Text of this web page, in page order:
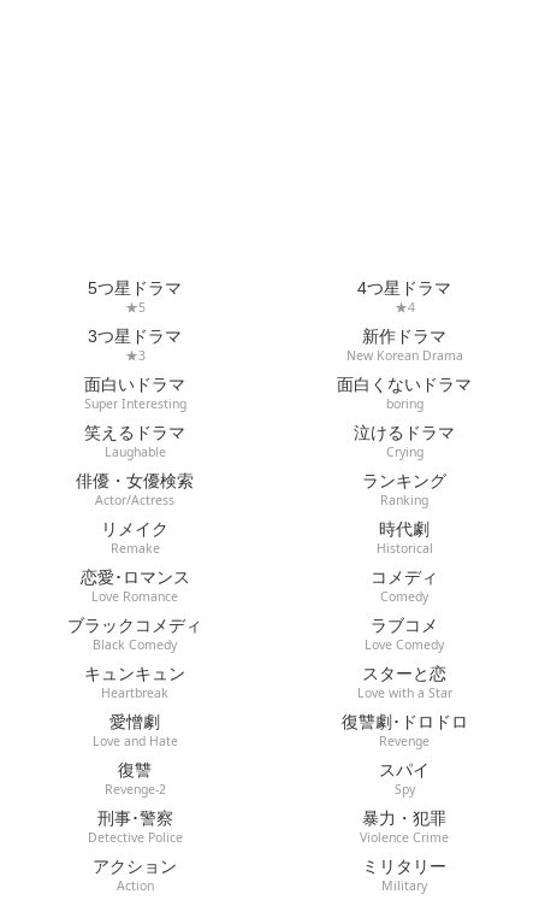
5つ星ドラマ
★5
4つ星ドラマ
★4
3つ星ドラマ
★3
新作ドラマ
New Korean Drama
面白いドラマ
Super Interesting
面白くないドラマ
boring
笑えるドラマ
Laughable
泣けるドラマ
Crying
俳優・女優検索
Actor/Actress
ランキング
Ranking
リメイク
Remake
時代劇
Historical
恋愛･ロマンス
Love Romance
コメディ
Comedy
ブラックコメディ
Black Comedy
ラブコメ
Love Comedy
キュンキュン
Heartbreak
スターと恋
Love with a Star
愛憎劇
Love and Hate
復讐劇･ドロドロ
Revenge
復讐
Revenge-2
スパイ
Spy
刑事･警察
Detective Police
暴力・犯罪
Violence Crime
アクション
Action
ミリタリー
Military